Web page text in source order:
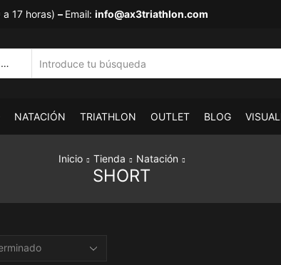
17 horas) – Email: info@ax3triathlon.com
Search
NATACIÓN TRIATHLON OUTLET BLOG
Inicio Tienda Natación
SHORT